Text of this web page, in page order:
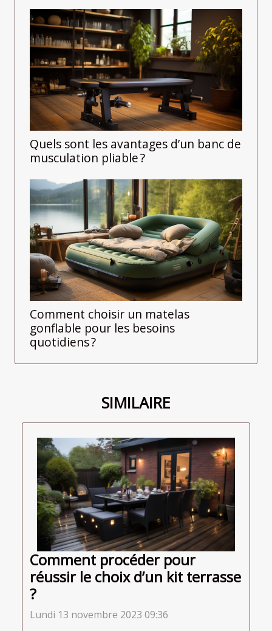
Quels sont les avantages d’un banc de
musculation pliable ?
Comment choisir un matelas
gonflable pour les besoins
quotidiens ?
SIMILAIRE
Comment procéder pour
réussir le choix d’un kit terrasse
?
Lundi 13 novembre 2023 09:36